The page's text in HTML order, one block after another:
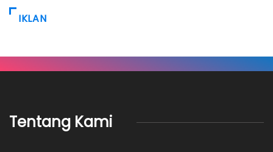
IKLAN
Tentang Kami